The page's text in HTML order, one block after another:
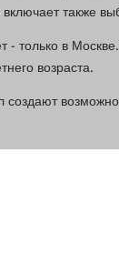
также
- только в
возраста.